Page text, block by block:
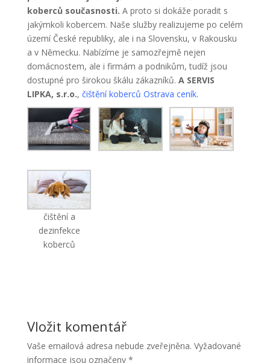
koberců současnosti. A proto si dokáže poradit s
jakýmkoli kobercem. Naše služby realizujeme po celém
území České republiky, ale i na Slovensku, v Rakousku
a v Německu. Nabízíme je samozřejmě nejen
domácnostem, ale i firmám a podnikům, tudíž jsou
dostupné pro širokou škálu zákazníků. A SERVIS
LIPKA, s.r.o., čištění koberců Ostrava ceník.
čištění a
dezinfekce
koberců
Vložit komentář
Vaše emailová adresa nebude zveřejněna. Vyžadované
informace jsou označeny *